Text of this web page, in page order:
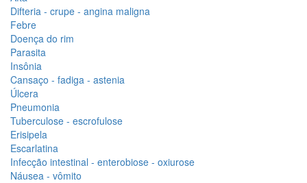
Difteria - crupe - angina maligna
Febre
Doença do rim
Parasita
Insônia
Cansaço - fadiga - astenia
Úlcera
Pneumonia
Tuberculose - escrofulose
Erisipela
Escarlatina
Infecção intestinal - enterobiose - oxiurose
Náusea - vômito